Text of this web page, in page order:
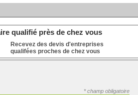
qualifié près de chez vous
Recevez des devis d'entreprises
qualifées proches de chez vous
* champ obligatoire